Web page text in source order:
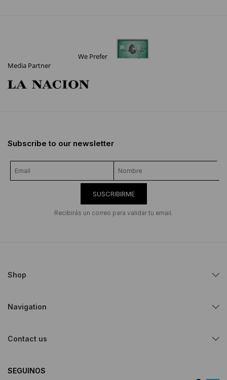
We Prefer
Media Partner
Subscribe to our newsletter
SUSCRIBIRME
Recibirás un correo para validar tu email.
Shop
Navigation
Contact us
SEGUINOS